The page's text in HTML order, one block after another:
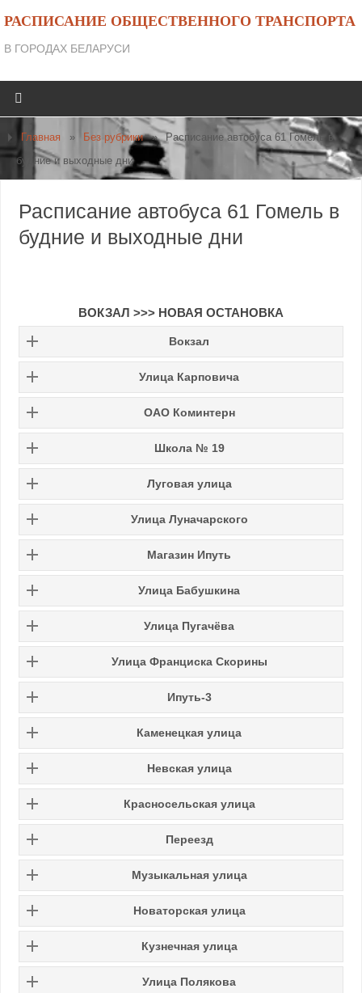
РАСПИСАНИЕ ОБЩЕСТВЕННОГО ТРАНСПОРТА
В ГОРОДАХ БЕЛАРУСИ
Главная » Без рубрики » Расписание автобуса 61 Гомель в
будние и выходные дни
Расписание автобуса 61 Гомель в
будние и выходные дни
ВОКЗАЛ >>> НОВАЯ ОСТАНОВКА
Вокзал
Улица Карповича
ОАО Коминтерн
Школа № 19
Луговая улица
Улица Луначарского
Магазин Ипуть
Улица Бабушкина
Улица Пугачёва
Улица Франциска Скорины
Ипуть-3
Каменецкая улица
Невская улица
Красносельская улица
Переезд
Музыкальная улица
Новаторская улица
Кузнечная улица
Улица Полякова